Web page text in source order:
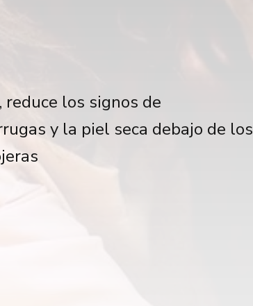
los signos de
y la piel seca debajo de los